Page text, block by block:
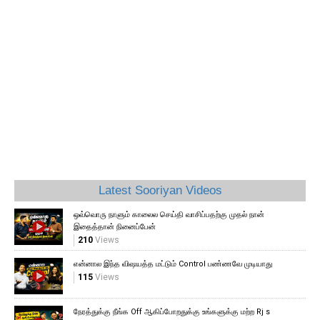
Latest Sooriyan Videos
ஒவ்வொரு நாளும் காலைல செய்தி வாசிப்பதற்கு முதல் நான்
இதைத்தான் நினைப்பேன்
210Views
என்னால இந்த விஷயத்த மட்டும் Control பண்ணவே முடியாது
115Views
நேரத்துக்கு நீங்க Off ஆகிப்போறதுக்கு உங்களுக்கு மற்ற Rj s